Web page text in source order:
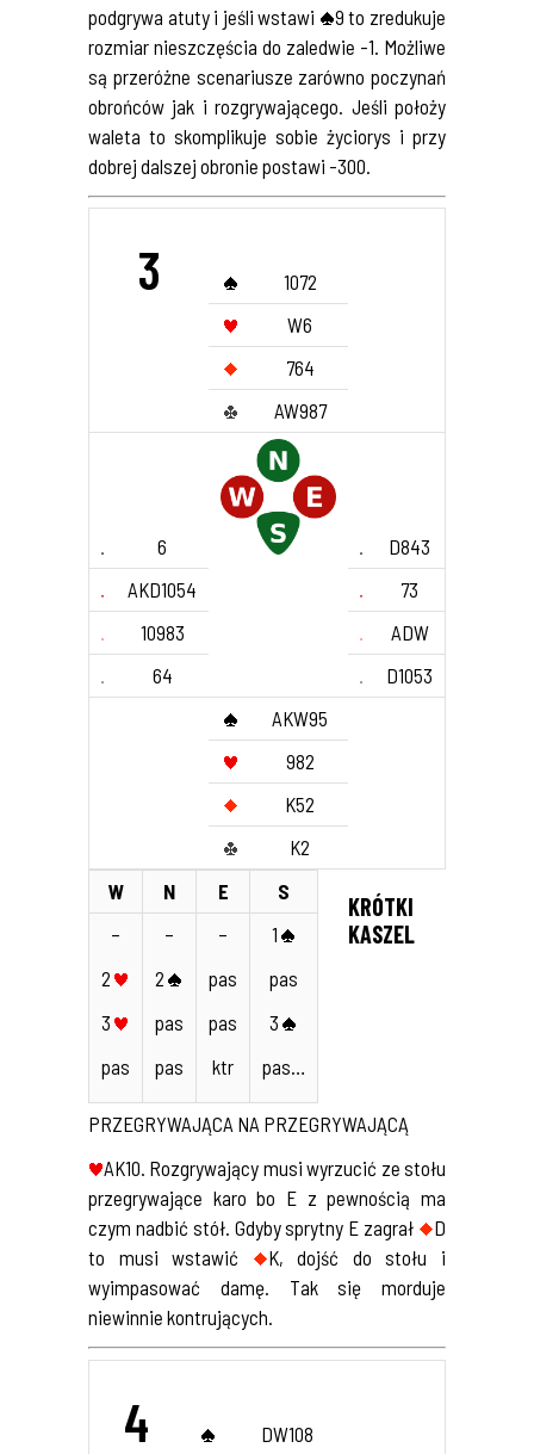
podgrywa atuty i jeśli wstawi
9 to zredukuje
rozmiar nieszczęścia do zaledwie -1. Możliwe
są przeróżne scenariusze zarówno poczynań
obrońców jak i rozgrywającego. Jeśli położy
waleta to skomplikuje sobie życiorys i przy
dobrej dalszej obronie postawi -300.
3
1072
W6
764
AW987
6
D843
AKD1054
73
10983
ADW
64
D1053
AKW95
982
K52
K2
W
N E
S
–
2
3
pas
–
2
pas
pas
–
pas
pas
ktr
1
pas
3
pas…
KRÓTKI
KASZEL
PRZEGRYWAJĄCA NA PRZEGRYWAJĄCĄ
AK10. Rozgrywający musi wyrzucić ze stołu
przegrywające karo bo E z pewnością ma
czym nadbić stół. Gdyby sprytny E zagrał
D
to musi wstawić
K, dojść do stołu i
wyimpasować damę. Tak się morduje
niewinnie kontrujących.
4
DW108